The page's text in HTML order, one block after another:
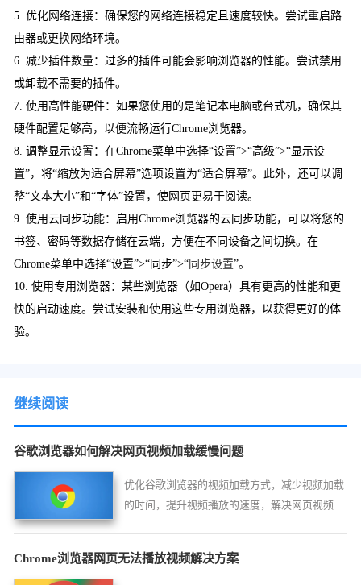
5. 优化网络连接：确保您的网络连接稳定且速度较快。尝试重启路
由器或更换网络环境。
6. 减少插件数量：过多的插件可能会影响浏览器的性能。尝试禁用
或卸载不需要的插件。
7. 使用高性能硬件：如果您使用的是笔记本电脑或台式机，确保其
硬件配置足够高，以便流畅运行Chrome浏览器。
8. 调整显示设置：在Chrome菜单中选择“设置”>“高级”>“显示设
置”，将“缩放为适合屏幕”选项设置为“适合屏幕”。此外，还可以调
整“文本大小”和“字体”设置，使网页更易于阅读。
9. 使用云同步功能：启用Chrome浏览器的云同步功能，可以将您的
书签、密码等数据存储在云端，方便在不同设备之间切换。在
Chrome菜单中选择“设置”>“同步”>“ 同步设置”。
10. 使用专用浏览器：某些浏览器（如Opera）具有更高的性能和更
快的启动速度。尝试安装和使用这些专用浏览器，以获得更好的体
验。
继续阅读
谷歌浏览器如何解决网页视频加载缓慢问题
优化谷歌浏览器的视频加载方式，减少视频加载
的时间，提升视频播放的速度，解决网页视频加
Chrome浏览器网页无法播放视频解决方案